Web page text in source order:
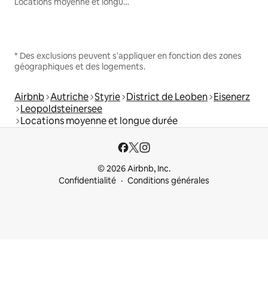
* Des exclusions peuvent s'appliquer en fonction des zones
géographiques et des logements.
Airbnb Autriche Styrie District de Leoben Eisenerz
Leopoldsteinersee
Locations moyenne et longue durée
© 2026 Airbnb, Inc.
Confidentialité
Conditions générales